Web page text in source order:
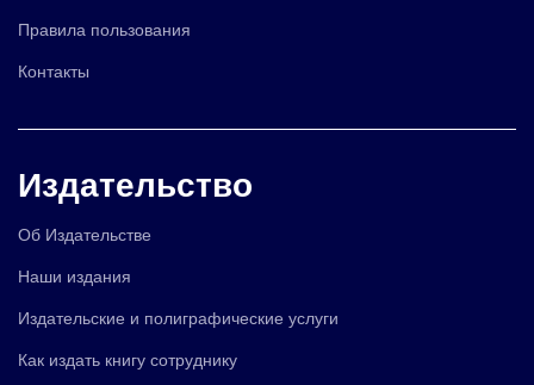
Правила пользования
Контакты
Издательство
Об Издательстве
Наши издания
Издательские и полиграфические услуги
Как издать книгу сотруднику